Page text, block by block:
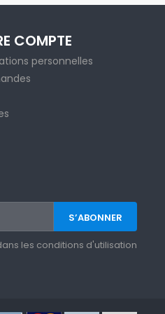
COMPTE
personnelles
les conditions d'utilisation